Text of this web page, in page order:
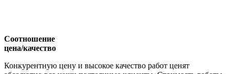
Соотношение
цена/качество
Конкурентную цену и высокое качество работ ценят